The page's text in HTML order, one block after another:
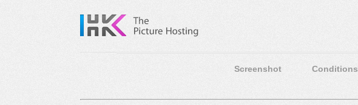
Screenshot Conditions